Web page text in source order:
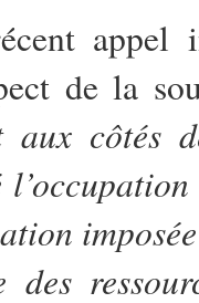
appel
de la
aux côtés
des